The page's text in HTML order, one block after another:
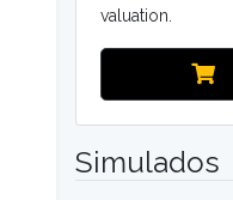
valuation.
Simulados